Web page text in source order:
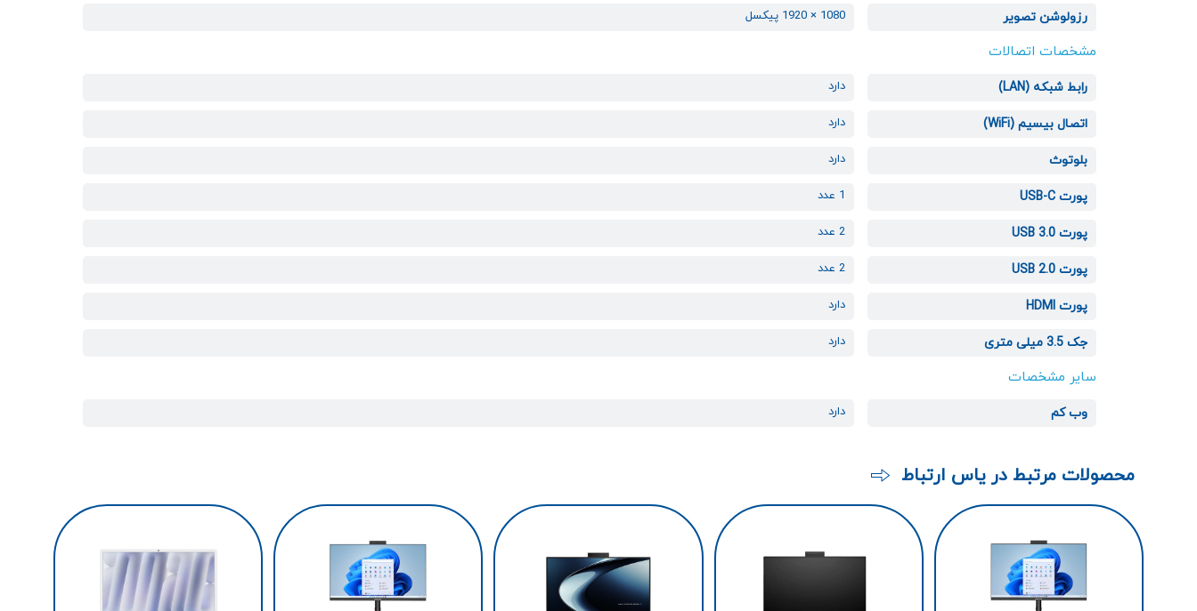
رزولوشن تصویر 1080 × 1920 پیکسل
مشخصات اتصالات
رابط شبکه (LAN) دارد
اتصال بیسیم (WiFi) دارد
بلوتوث دارد
پورت USB-C 1 عدد
پورت USB 3.0 2 عدد
پورت USB 2.0 2 عدد
پورت HDMI دارد
جک 3.5 میلی متری دارد
سایر مشخصات
وب کم دارد
محصولات مرتبط در یاس ارتباط